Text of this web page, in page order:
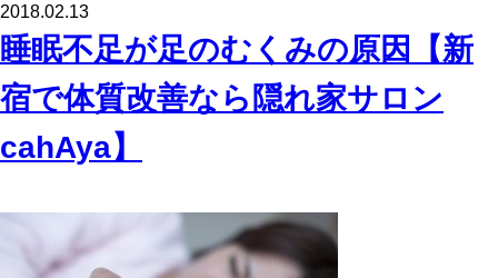
c
e
b
o
o
k
tt
er
ail
2018.02.13
睡眠不足が足のむくみの原因【新
宿で体質改善なら隠れ家サロン
cahAya】